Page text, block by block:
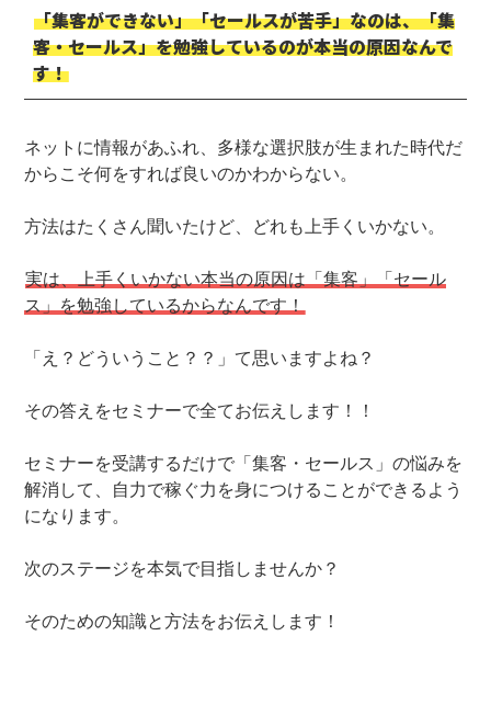
「集客ができない」「セールスが苦手」なのは、「集
客・セールス」を勉強しているのが本当の原因なんで
す！
ネットに情報があふれ、多様な選択肢が生まれた時代だ
からこそ何をすれば良いのかわからない。
方法はたくさん聞いたけど、どれも上手くいかない。
実は、上手くいかない本当の原因は「集客」「セール
ス」を勉強しているからなんです！
「え？どういうこと？？」て思いますよね？
その答えをセミナーで全てお伝えします！！
セミナーを受講するだけで「集客・セールス」の悩みを
解消して、自力で稼ぐ力を身につけることができるよう
になります。
次のステージを本気で目指しませんか？
そのための知識と方法をお伝えします！